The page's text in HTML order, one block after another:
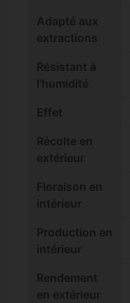
Adapté aux
extractions
Résistant à
l'humidité
Effet
Récolte en
extérieur
Floraison en
intérieur
Production en
intérieur
Rendement
en extérieur